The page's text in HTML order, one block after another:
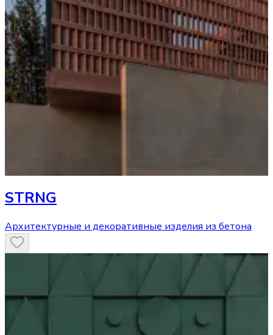
STRNG
Архитектурные и декоративные изделия из бетона